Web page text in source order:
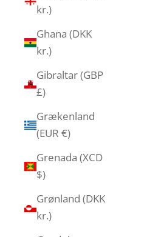
kr.)
Ghana (DKK
kr.)
Gibraltar (GBP
£)
Grækenland
(EUR €)
Grenada (XCD
$)
Grønland (DKK
kr.)